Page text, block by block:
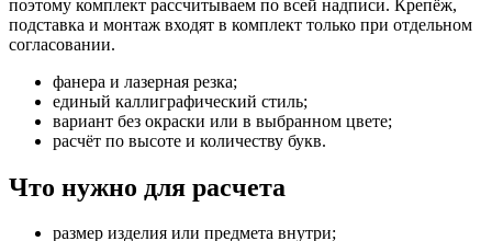
поэтому комплект рассчитываем по всей надписи. Крепёж,
подставка и монтаж входят в комплект только при отдельном
согласовании.
фанера и лазерная резка;
единый каллиграфический стиль;
вариант без окраски или в выбранном цвете;
расчёт по высоте и количеству букв.
Что нужно для расчета
размер изделия или предмета внутри;